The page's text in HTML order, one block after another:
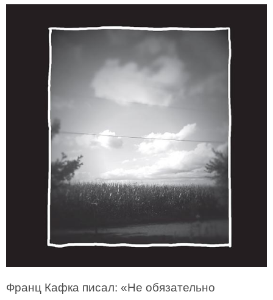
Франц Кафка писал: «Не обязательно